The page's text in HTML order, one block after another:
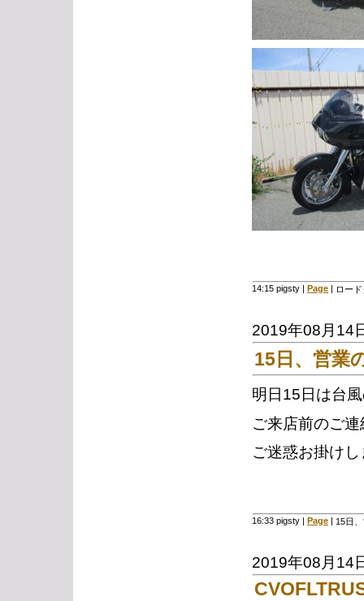
14:15 pigsty | Page | ロー
2019年08月14
15日、営業
明日15日は台
ご来店前のご
ご迷惑お掛け
16:33 pigsty | Page | 15日
2019年08月14